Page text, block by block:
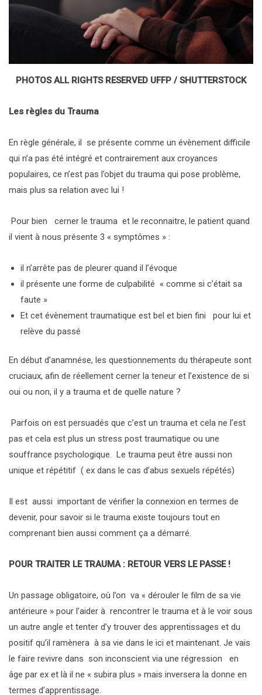
PHOTOS ALL RIGHTS RESERVED UFFP / SHUTTERSTOCK
Les règles du Trauma
En règle générale, il se présente comme un évènement difficile
qui n’a pas été intégré et contrairement aux croyances
populaires, ce n’est pas l’objet du trauma qui pose problème,
mais plus sa relation avec lui !
Pour bien cerner le trauma et le reconnaitre, le patient quand
il vient à nous présente 3 « symptômes » :
il n’arrête pas de pleurer quand il l’évoque
il présente une forme de culpabilité « comme si c’était sa
faute »
Et cet évènement traumatique est bel et bien fini pour lui et
relève du passé
En début d’anamnése, les questionnements du thérapeute sont
cruciaux, afin de réellement cerner la teneur et l’existence de si
oui ou non, il y a trauma et de quelle nature ?
Parfois on est persuadés que c’est un trauma et cela ne l’est
pas et cela est plus un stress post traumatique ou une
souffrance psychologique. Le trauma peut être aussi non
unique et répétitif ( ex dans le cas d’abus sexuels répétés)
Il est aussi important de vérifier la connexion en termes de
devenir, pour savoir si le trauma existe toujours tout en
comprenant bien aussi comment ça a démarré.
POUR TRAITER LE TRAUMA : RETOUR VERS LE PASSE !
Un passage obligatoire, où l’on va « dérouler le film de sa vie
antérieure » pour l’aider à rencontrer le trauma et à le voir sous
un autre angle et tenter d’y trouver des apprentissages et du
positif qu’il ramènera à sa vie dans le ici et maintenant. Je vais
le faire revivre dans son inconscient via une régression en
âge par ex et là il ne « subira plus » mais inversera la donne en
termes d’apprentissage.